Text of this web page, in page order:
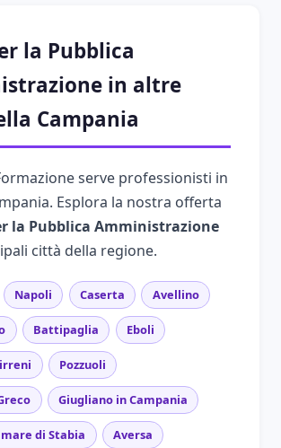
la Pubblica
in altre
Campania
serve professionisti in
Esplora la nostra offerta
la Pubblica Amministrazione
città della regione.
Napoli Caserta Avellino
Battipaglia Eboli
Pozzuoli
Giugliano in Campania
di Stabia Aversa